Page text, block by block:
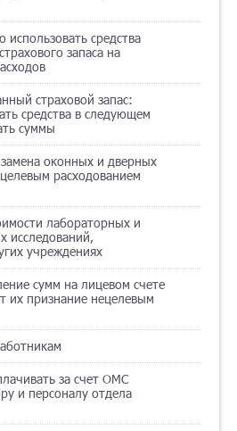
средства
запаса на
страховой запас:
средства в следующем
суммы
оконных и дверных
расходованием
лабораторных и
исследований,
учреждениях
сумм на лицевом счете
их признание нецелевым
за счет ОМС
и персоналу отдела